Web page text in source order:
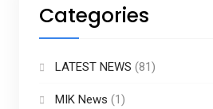
Categories
LATEST NEWS (81)
MIK News (1)